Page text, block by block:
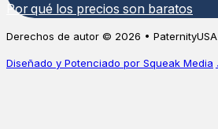
Por qué los precios son baratos
Derechos de autor © 2026 • PaternityUSA
Diseñado y Potenciado por Squeak Media